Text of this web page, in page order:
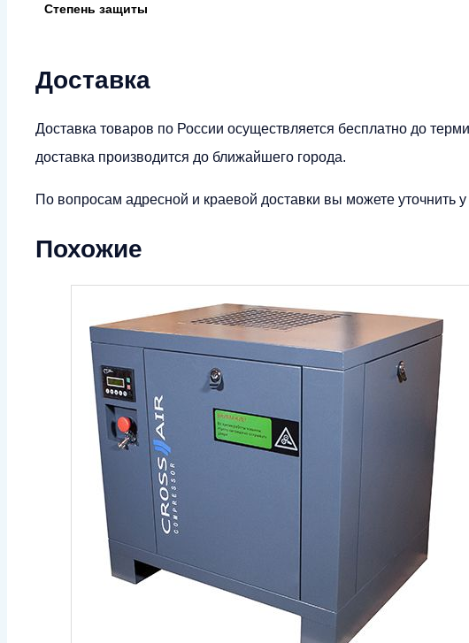
Степень защиты
Доставка
Доставка товаров по России осуществляется бесплатно до
доставка производится до ближайшего города.
По вопросам адресной и краевой доставки вы можете уточнить
Похожие